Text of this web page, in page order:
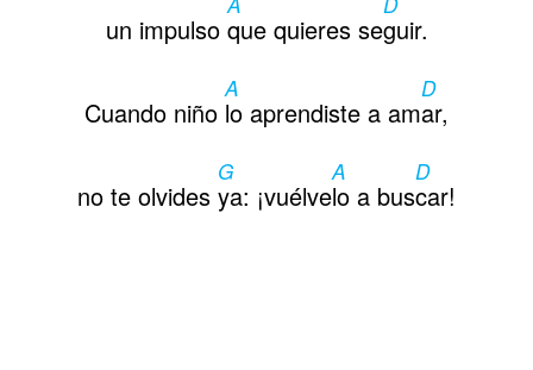
un impulso que quieres seguir.
Cuando niño
A
lo aprendiste a am
D
ar,
no te olvides
G
ya: ¡vuélve
A
lo a bus
D
car!